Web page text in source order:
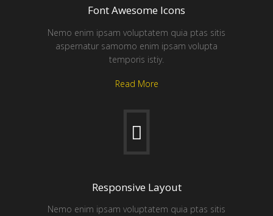
Font Awesome Icons
Nemo enim ipsam voluptatem quia ptas sitis
aspernatur samomo enim ipsam volupta
temporis istiy.
Read More
Responsive Layout
Nemo enim ipsam voluptatem quia ptas sitis